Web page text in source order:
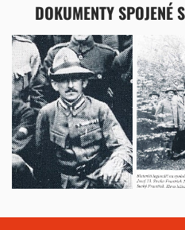
DOKUMENTY SPOJENÉ